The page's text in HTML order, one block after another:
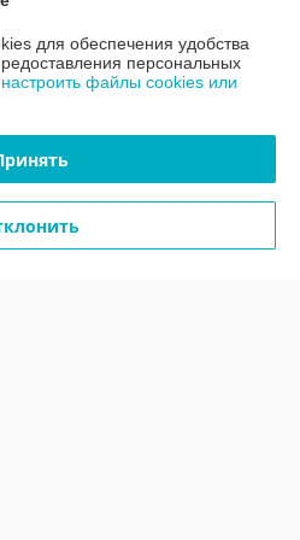
для обеспечения удобства
персональных
файлы cookies или